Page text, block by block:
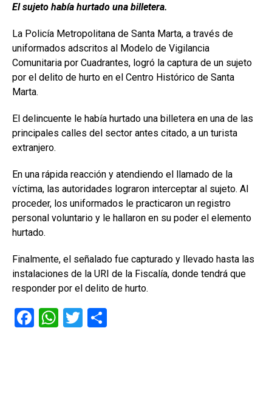
El sujeto había hurtado una billetera.
La Policía Metropolitana de Santa Marta, a través de
uniformados adscritos al Modelo de Vigilancia
Comunitaria por Cuadrantes, logró la captura de un sujeto
por el delito de hurto en el Centro Histórico de Santa
Marta.
El delincuente le había hurtado una billetera en una de las
principales calles del sector antes citado, a un turista
extranjero.
En una rápida reacción y atendiendo el llamado de la
víctima, las autoridades lograron interceptar al sujeto. Al
proceder, los uniformados le practicaron un registro
personal voluntario y le hallaron en su poder el elemento
hurtado.
Finalmente, el señalado fue capturado y llevado hasta las
instalaciones de la URI de la Fiscalía, donde tendrá que
responder por el delito de hurto.
F
W
T